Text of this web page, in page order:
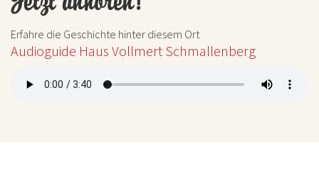
Erfahre die Geschichte hinter diesem Ort
Audioguide Haus Vollmert Schmallenberg